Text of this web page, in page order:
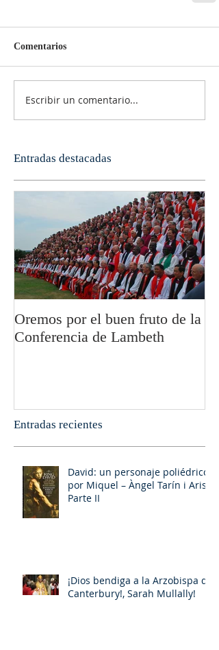
Comentarios
Escribir un comentario...
Entradas destacadas
Oremos por el buen fruto de la
Conferencia de Lambeth
Entradas recientes
David: un personaje poliédrico,
por Miquel – Àngel Tarín i Arisó
Parte II
¡Dios bendiga a la Arzobispa de
Canterbury!, Sarah Mullally!